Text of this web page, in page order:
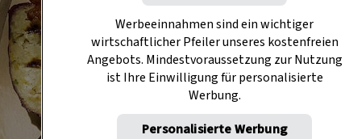
Werbeeinnahmen sind ein wichtiger
wirtschaftlicher Pfeiler unseres kostenfreien
Angebots. Mindestvoraussetzung zur Nutzung
ist Ihre Einwilligung für personalisierte
Werbung.
Personalisierte Werbung